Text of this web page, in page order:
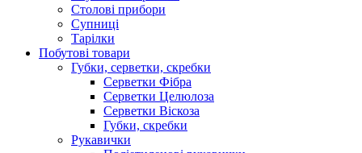
Столові прибори
Супниці
Тарілки
Побутові товари
Губки, серветки, скребки
Серветки Фібра
Серветки Целюлоза
Серветки Віскоза
Губки, скребки
Рукавички